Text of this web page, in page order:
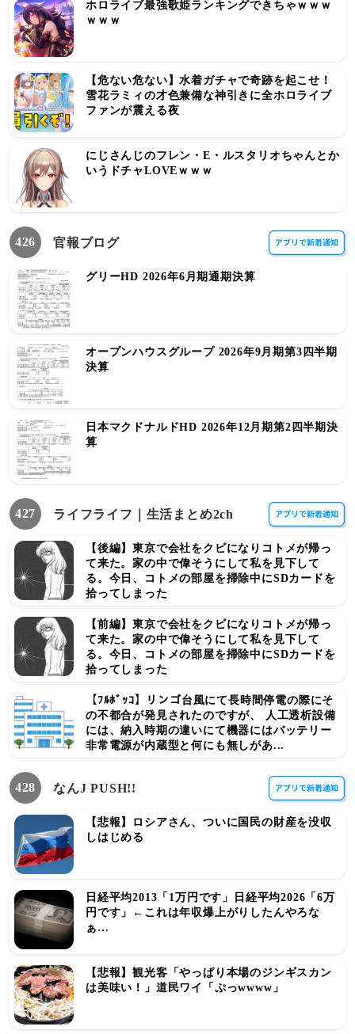
ホロライブ最強歌姫ランキングできちゃｗｗｗ
ｗｗｗ
【危ない危ない】水着ガチャで奇跡を起こせ！
雪花ラミィの才色兼備な神引きに全ホロライブ
ファンが震える夜
にじさんじのフレン・E・ルスタリオちゃんとか
いうドチャLOVEｗｗｗ
426 官報ブログ
グリーHD 2026年6月期通期決算
オープンハウスグループ 2026年9月期第3四半期
決算
日本マクドナルドHD 2026年12月期第2四半期決
算
427 ライフライフ｜生活まとめ2ch
【後編】東京で会社をクビになりコトメが帰っ
て来た。家の中で偉そうにして私を見下して
る。今日、コトメの部屋を掃除中にSDカードを
拾ってしまった
【前編】東京で会社をクビになりコトメが帰っ
て来た。家の中で偉そうにして私を見下して
る。今日、コトメの部屋を掃除中にSDカードを
拾ってしまった
【ﾌﾙﾎﾞｯｺ】リンゴ台風にて長時間停電の際にそ
の不都合が発見されたのですが、 人工透析設備
には、納入時期の違いにて機器にはバッテリー
非常電源が内蔵型と何にも無しがあ...
428 なんJ PUSH!!
【悲報】ロシアさん、ついに国民の財産を没収
しはじめる
日経平均2013「1万円です」日経平均2026「6万
円です」←これは年収爆上がりしたんやろな
ぁ…
【悲報】観光客「やっぱり本場のジンギスカン
は美味い！」道民ワイ「ぷっwwww」